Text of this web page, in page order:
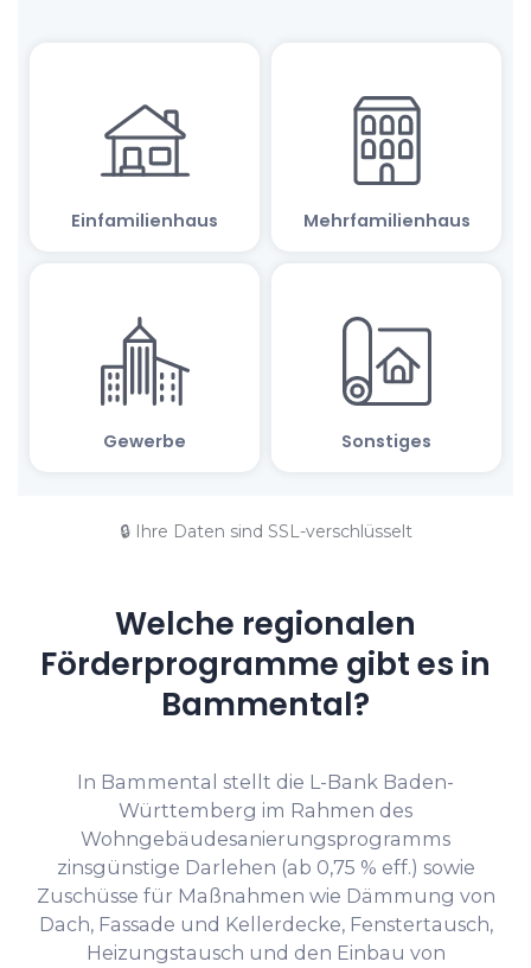
🔒 Ihre Daten sind SSL-verschlüsselt
Welche regionalen
Förderprogramme gibt es in
Bammental?
In Bammental stellt die L-Bank Baden-
Württemberg im Rahmen des
Wohngebäudesanierungsprogramms
zinsgünstige Darlehen (ab 0,75 % eff.) sowie
Zuschüsse für Maßnahmen wie Dämmung von
Dach, Fassade und Kellerdecke, Fenstertausch,
Heizungstausch und den Einbau von